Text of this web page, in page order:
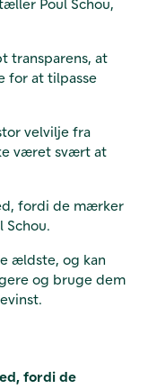
transparens, at
for at tilpasse
velvilje fra
været svært at
fordi de mærker
ældste, og kan
og bruge dem
fordi de